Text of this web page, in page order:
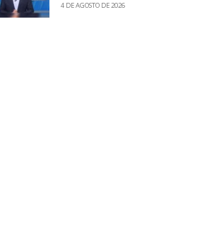
4 DE AGOSTO DE 2026